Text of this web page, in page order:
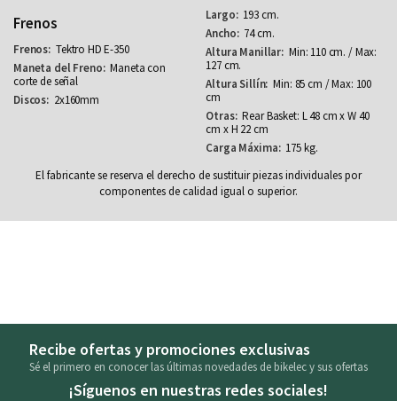
Frenos
Tektro HD E-350
Maneta con
corte de señal
2x160mm
193 cm.
74 cm.
Min: 110 cm. / Max:
127 cm.
Min: 85 cm / Max: 100
cm
Rear Basket: L 48 cm x W 40
cm x H 22 cm
175 kg.
El fabricante se reserva el derecho de sustituir piezas individuales por
componentes de calidad igual o superior.
Recibe ofertas y promociones exclusivas
Sé el primero en conocer las últimas novedades de bikelec y sus ofertas
¡Síguenos en nuestras redes sociales!